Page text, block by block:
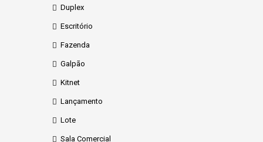
Duplex
Escritório
Fazenda
Galpão
Kitnet
Lançamento
Lote
Sala Comercial